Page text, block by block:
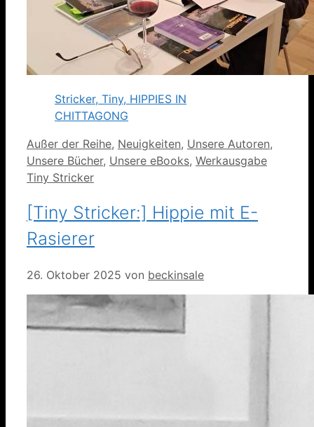
Stricker, Tiny, HIPPIES IN
CHITTAGONG
Kategorien
Außer der Reihe, Neuigkeiten, Unsere Autoren,
Unsere Bücher, Unsere eBooks, Werkausgabe
Tiny Stricker
[Tiny Stricker:] Hippie mit E-
Rasierer
26. Oktober 2025 von beckinsale